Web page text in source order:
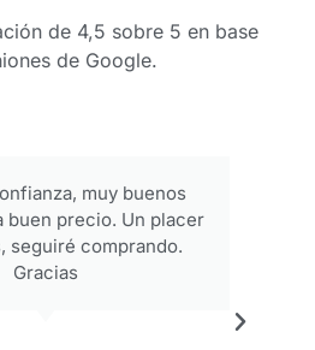
de 4,5 sobre 5 en base
de Google.
muy buenos
buen precio. Un placer
seguiré comprando.
Gracias